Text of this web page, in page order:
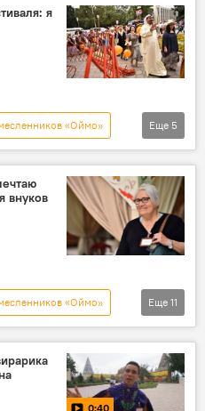
я
«Оймо»
Еще 5
внуков
«Оймо»
Общество
Кристина Мартинс
музей
Еще 11
0:40